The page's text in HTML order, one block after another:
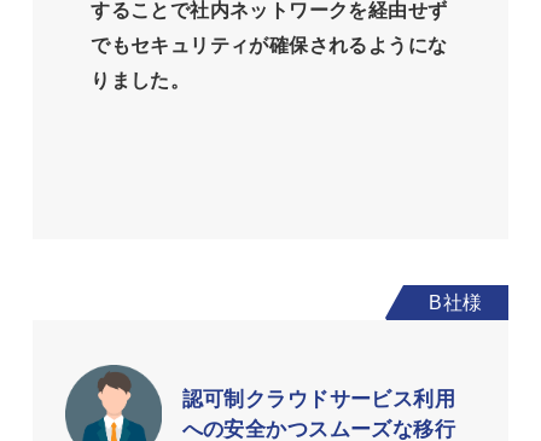
することで社内ネットワークを経由せず
でもセキュリティが確保されるようにな
りました。
認可制クラウドサービス利用
への安全かつスムーズな移行